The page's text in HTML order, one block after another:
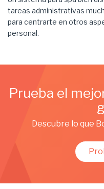
tareas administrativas
para centrarte en otros
personal.
Prueba el
Descubre lo que